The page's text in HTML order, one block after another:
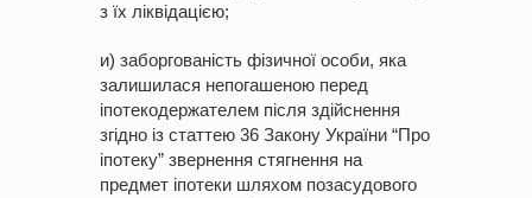
з їх ліквідацією;
и) заборгованість фізичної особи, яка
залишилася непогашеною перед
іпотекодержателем після здійснення
згідно із статтею 36 Закону України “Про
іпотеку” звернення стягнення на
предмет іпотеки шляхом позасудового